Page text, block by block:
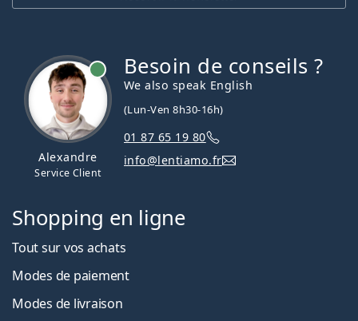
Alexandre
Service Client
Besoin de conseils ?
We also speak English
(Lun-Ven 8h30-16h)
01 87 65 19 80
info@lentiamo.fr
Shopping en ligne
Tout sur vos achats
Modes de paiement
Modes de livraison